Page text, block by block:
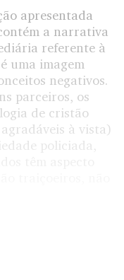
apresentada
a narrativa
referente à
uma imagem
negativos.
parceiros, os
de cristão
à vista)
policiada,